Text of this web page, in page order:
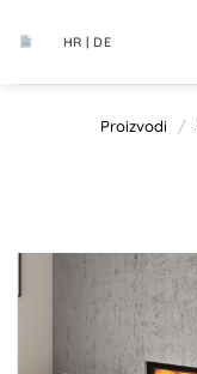
HR | DE
Proizvodi /